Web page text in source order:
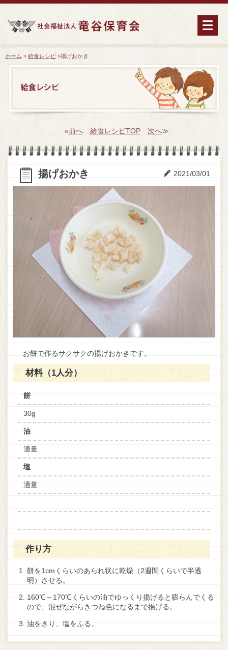
ホーム > 給食レシピ >揚げおかき
«前へ 給食レシピTOP 次へ≫
揚げおかき 2021/03/01
お餅で作るサクサクの揚げおかきです。
材料（1人分）
餅
30g
油
適量
塩
適量
作り方
餅を1cmくらいのあられ状に乾燥（2週間くらいで半透
明）させる。
160℃～170℃くらいの油でゆっくり揚げると膨らんでくる
ので、混ぜながらきつね色になるまで揚げる。
油をきり、塩をふる。